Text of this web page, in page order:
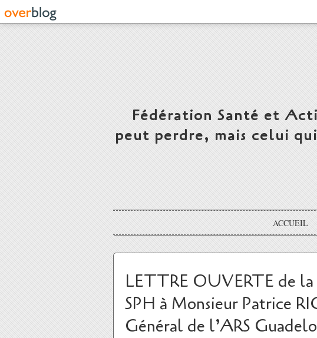
Fédération Santé et
peut perdre, mais celui
ACCUEIL
LETTRE OUVERTE de
SPH à Monsieur Patrice
Général de l’ARS